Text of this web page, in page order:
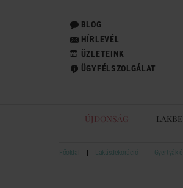
BLOG
HÍRLEVÉL
ÜZLETEINK
ÜGYFÉLSZOLGÁLAT
ÚJDONSÁG
Főoldal Lakásdekoráció Gyertyák